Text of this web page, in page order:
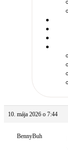
10. mája 2026 o 7:44
BennyBuh